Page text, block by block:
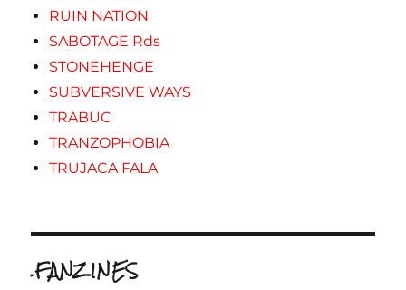
RUIN NATION
SABOTAGE Rds
STONEHENGE
SUBVERSIVE WAYS
TRABUC
TRANZOPHOBIA
TRUJACA FALA
.FANZINES